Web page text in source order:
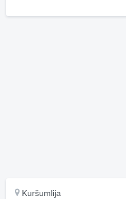
Kuršumlija